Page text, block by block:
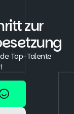
zur
Top-Talente